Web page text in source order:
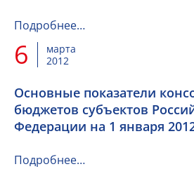
женщина своей мудростью...
Подробнее…
6
марта
2012
Основные показатели
бюджетов субъектов
Федерации на 1 января
Подробнее…